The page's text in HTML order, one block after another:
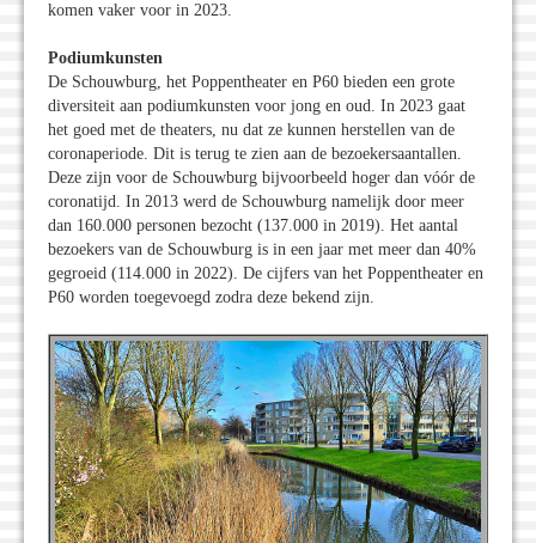
komen vaker voor in 2023.
Podiumkunsten
De Schouwburg, het Poppentheater en P60 bieden een grote
diversiteit aan podiumkunsten voor jong en oud. In 2023 gaat
het goed met de theaters, nu dat ze kunnen herstellen van de
coronaperiode. Dit is terug te zien aan de bezoekersaantallen.
Deze zijn voor de Schouwburg bijvoorbeeld hoger dan vóór de
coronatijd. In 2013 werd de Schouwburg namelijk door meer
dan 160.000 personen bezocht (137.000 in 2019). Het aantal
bezoekers van de Schouwburg is in een jaar met meer dan 40%
gegroeid (114.000 in 2022). De cijfers van het Poppentheater en
P60 worden toegevoegd zodra deze bekend zijn.